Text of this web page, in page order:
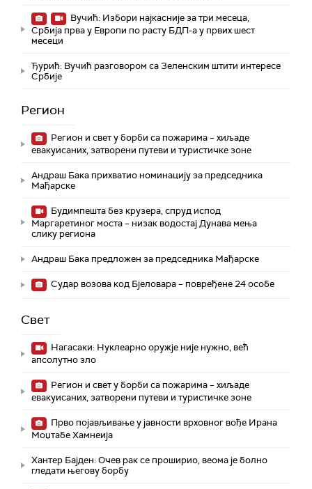
Вучић: Избори најкасније за три месеца,
Србија прва у Европи по расту БДП-а у првих шест
месеци
Ђурић: Вучић разговором са Зеленским штити интересе
Србије
Регион
Регион и свет у борби са пожарима – хиљаде
евакуисаних, затворени путеви и туристичке зоне
Андраш Бака прихватио номинацију за председника
Мађарске
Будимпешта без крузера, спруд испод
Маргаретиног моста – низак водостај Дунава мења
слику региона
Андраш Бакa предложен за председника Мађарске
Судар возова код Бјеловара – повређене 24 особе
Свет
Нагасаки: Нуклеарно оружје није нужно, већ
апсолутно зло
Регион и свет у борби са пожарима – хиљаде
евакуисаних, затворени путеви и туристичке зоне
Прво појављивање у јавности врховног вође Ирана
Моџтабe Хамнеија
Хантер Бајден: Очев рак се проширио, веома је болно
гледати његову борбу